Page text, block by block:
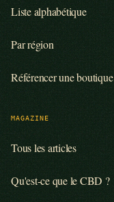
Liste alphabétique
Par région
Référencer une boutique
MAGAZINE
Tous les articles
Qu'est-ce que le CBD ?